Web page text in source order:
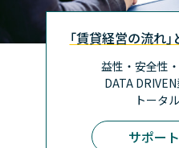
｢賃貸経営の流れ｣
益性・安全性
DATA
トータ
サポー